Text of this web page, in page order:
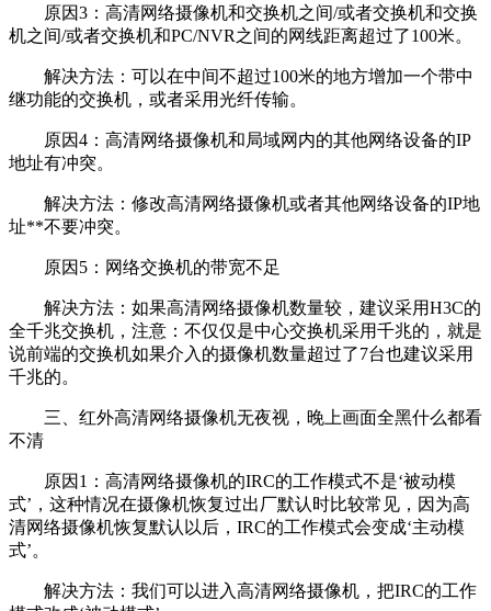
原因3：高清网络摄像机和交换机之间/或者交换机和交换
机之间/或者交换机和PC/NVR之间的网线距离超过了100米。
解决方法：可以在中间不超过100米的地方增加一个带中
继功能的交换机，或者采用光纤传输。
原因4：高清网络摄像机和局域网内的其他网络设备的IP
地址有冲突。
解决方法：修改高清网络摄像机或者其他网络设备的IP地
址**不要冲突。
原因5：网络交换机的带宽不足
解决方法：如果高清网络摄像机数量较，建议采用H3C的
全千兆交换机，注意：不仅仅是中心交换机采用千兆的，就是
说前端的交换机如果介入的摄像机数量超过了7台也建议采用
千兆的。
三、红外高清网络摄像机无夜视，晚上画面全黑什么都看
不清
原因1：高清网络摄像机的IRC的工作模式不是‘被动模
式’，这种情况在摄像机恢复过出厂默认时比较常见，因为高
清网络摄像机恢复默认以后，IRC的工作模式会变成‘主动模
式’。
解决方法：我们可以进入高清网络摄像机，把IRC的工作